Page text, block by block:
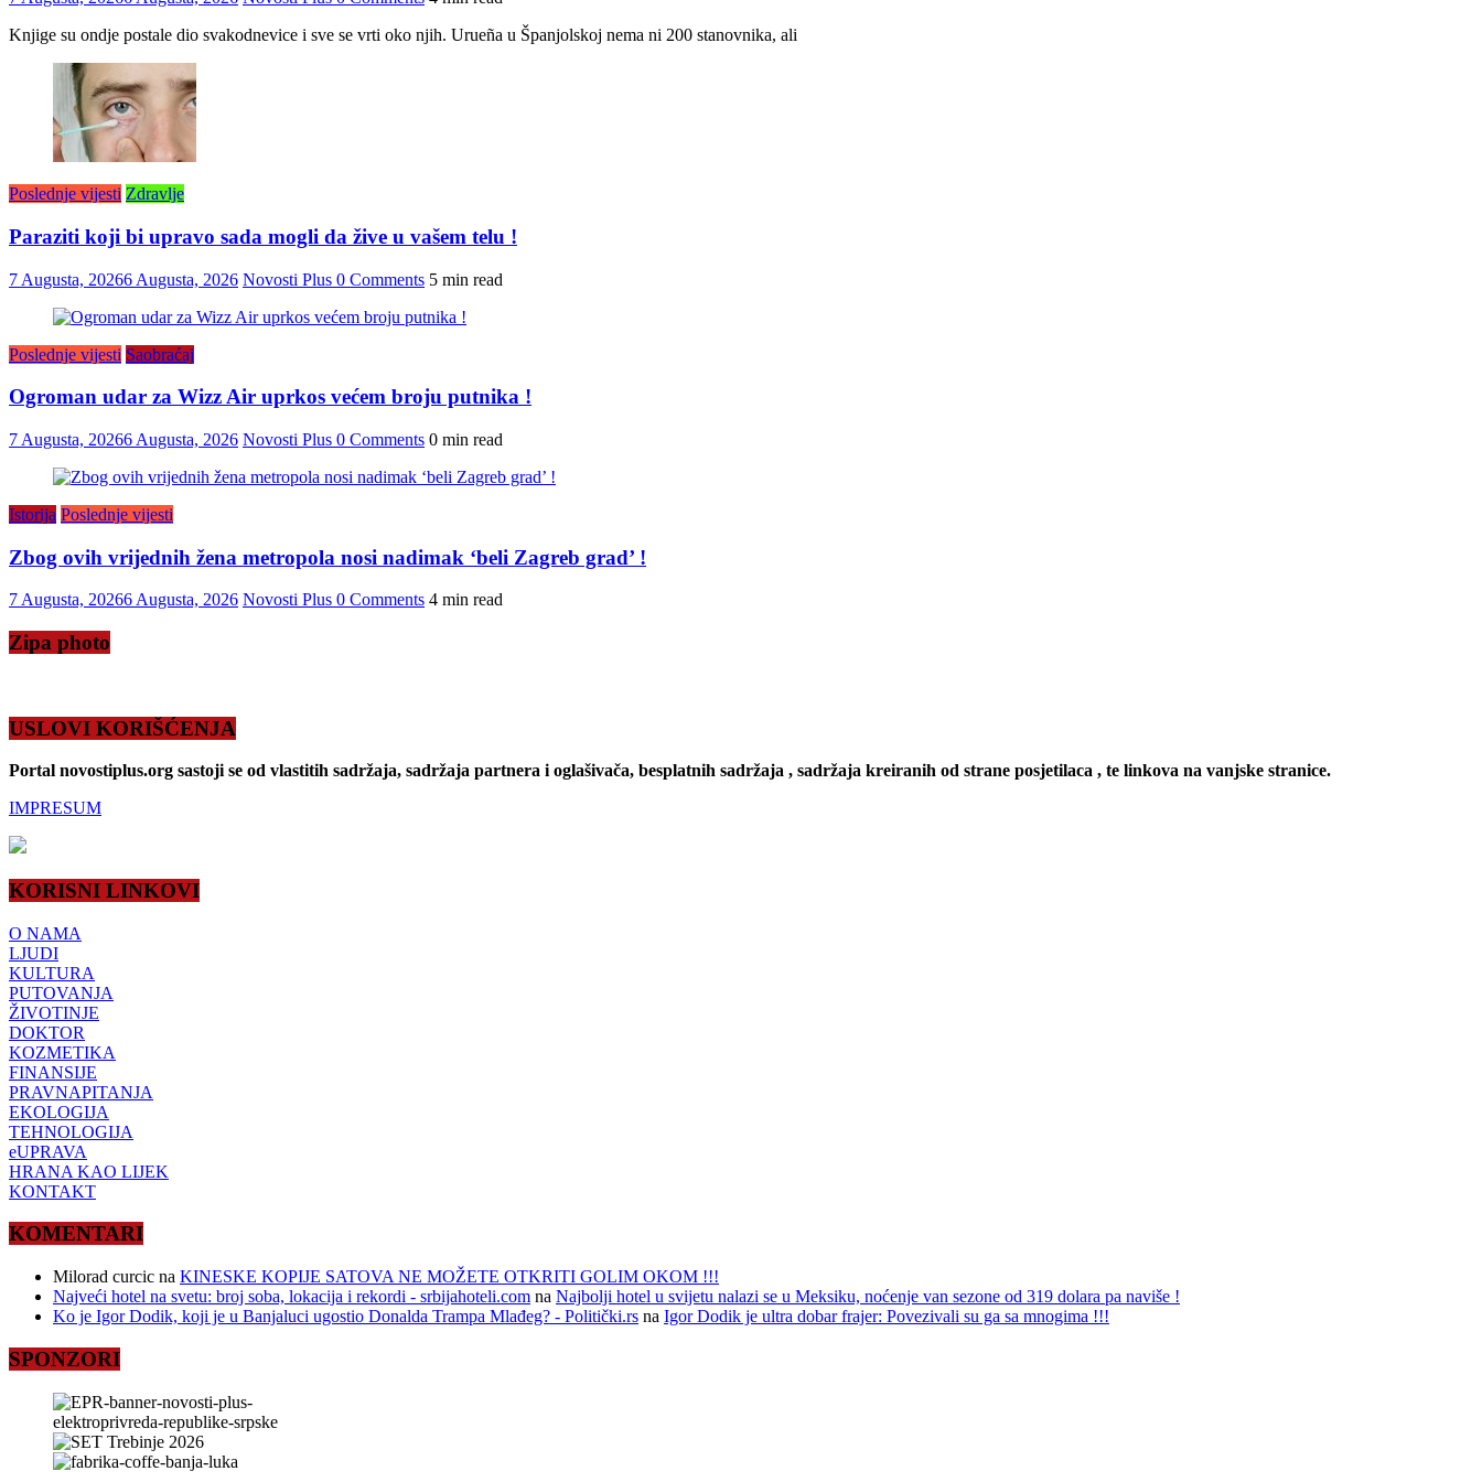
Knjige su ondje postale dio svakodnevice i sve se vrti oko njih. Urueña u Španjolskoj nema ni 200 stanovnika, ali
Poslednje vijesti Zdravlje
Paraziti koji bi upravo sada mogli da žive u vašem telu !
7 Augusta, 20266 Augusta, 2026 Novosti Plus 0 Comments 5 min read
Poslednje vijesti Saobraćaj
Ogroman udar za Wizz Air uprkos većem broju putnika !
7 Augusta, 20266 Augusta, 2026 Novosti Plus 0 Comments 0 min read
Istorija Poslednje vijesti
Zbog ovih vrijednih žena metropola nosi nadimak ‘beli Zagreb grad’ !
7 Augusta, 20266 Augusta, 2026 Novosti Plus 0 Comments 4 min read
Zipa photo
USLOVI KORIŠĆENJA
Portal novostiplus.org sastoji se od vlastitih sadržaja, sadržaja partnera i oglašivača, besplatnih sadržaja , sadržaja kreiranih od strane posjetilaca , te linkova na vanjske stranice.
IMPRESUM
KORISNI LINKOVI
O NAMA
LJUDI
KULTURA
PUTOVANJA
ŽIVOTINJE
DOKTOR
KOZMETIKA
FINANSIJE
PRAVNAPITANJA
EKOLOGIJA
TEHNOLOGIJA
eUPRAVA
HRANA KAO LIJEK
KONTAKT
KOMENTARI
Milorad curcic na KINESKE KOPIJE SATOVA NE MOŽETE OTKRITI GOLIM OKOM !!!
Najveći hotel na svetu: broj soba, lokacija i rekordi - srbijahoteli.com na Najbolji hotel u svijetu nalazi se u Meksiku, noćenje van sezone od 319 dolara pa naviše !
Ko je Igor Dodik, koji je u Banjaluci ugostio Donalda Trampa Mlađeg? - Politički.rs na Igor Dodik je ultra dobar frajer: Povezivali su ga sa mnogima !!!
SPONZORI